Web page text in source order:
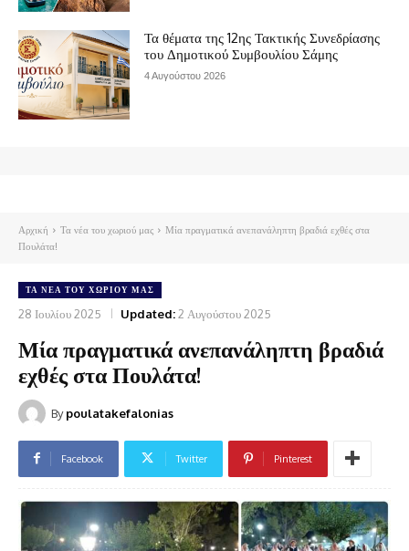
Τα θέματα της 12ης Τακτικής Συνεδρίασης
του Δημοτικού Συμβουλίου Σάμης
4 Αυγούστου 2026